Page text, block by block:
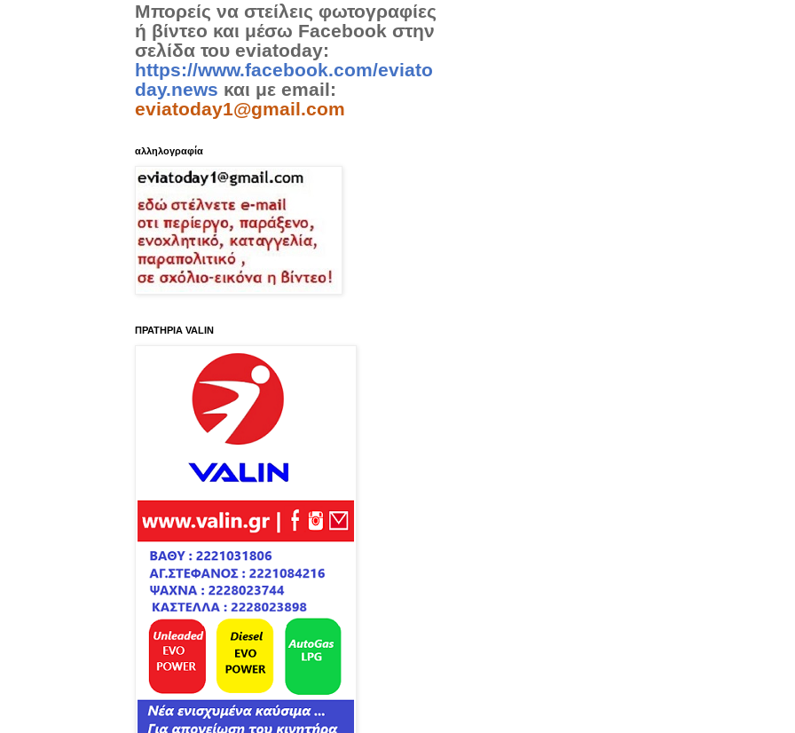
Μπορείς να στείλεις φωτογραφίες
ή βίντεο και μέσω Facebook στην
σελίδα του eviatoday:
https://www.facebook.com/eviato
day.news και με email:
eviatoday1@gmail.com
αλληλογραφία
ΠΡΑΤΗΡΙΑ VALIN